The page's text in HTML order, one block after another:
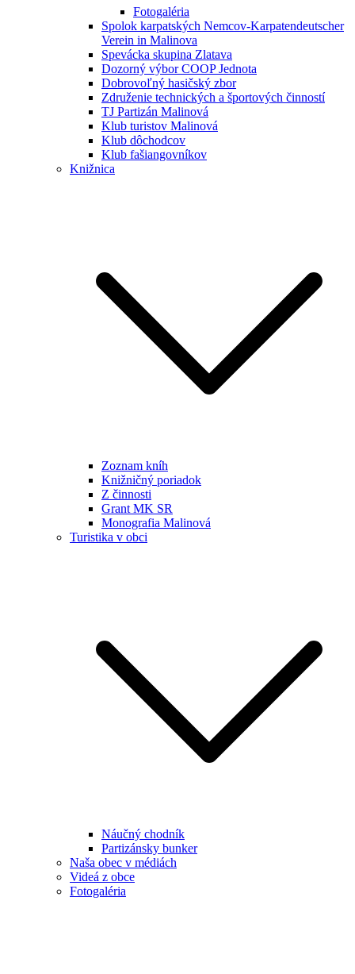
Fotogaléria
Spolok karpatských Nemcov-Karpatendeutscher
Verein in Malinova
Spevácka skupina Zlatava
Dozorný výbor COOP Jednota
Dobrovoľný hasičský zbor
Združenie technických a športových činností
TJ Partizán Malinová
Klub turistov Malinová
Klub dôchodcov
Klub fašiangovníkov
Knižnica
Zoznam kníh
Knižničný poriadok
Z činnosti
Grant MK SR
Monografia Malinová
Turistika v obci
Náučný chodník
Partizánsky bunker
Naša obec v médiách
Videá z obce
Fotogaléria